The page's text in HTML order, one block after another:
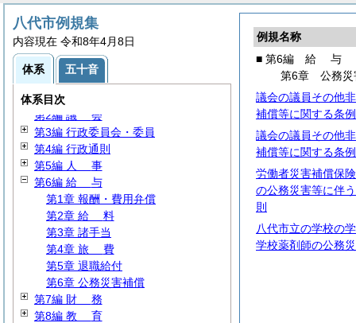
例規名称
■ 第6編 給 与
第6章 公務災
議会の議員その他
補償等に関する条例
議会の議員その他
補償等に関する条
労働者災害補償保
の公務災害等に伴
則
八代市立の学校の
学校薬剤師の公務
八代市例規集
内容現在 令和8年4月8日
体系 五十音
体系目次
第1編
第2編 議 会
第3編 行政委員会・委員
第4編 行政通則
第5編 人 事
第6編 給 与
第1章 報酬・費用弁償
第2章 給 料
第3章 諸手当
第4章 旅 費
第5章 退職給付
第6章 公務災害補償
第7編 財 務
第8編 教 育